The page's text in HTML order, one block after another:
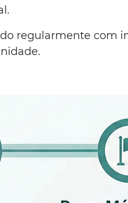
regularmente com